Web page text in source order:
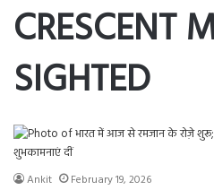
CRESCENT
SIGHTED
Ankit February 19, 2026